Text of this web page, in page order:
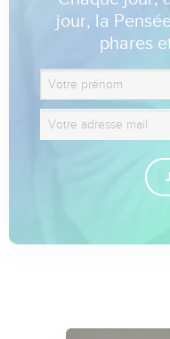
jour, la
phares